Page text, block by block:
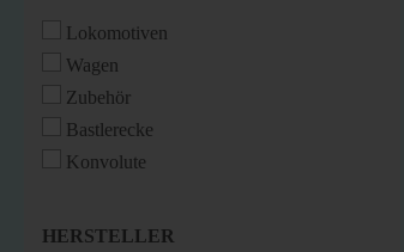
Lokomotiven
Wagen
Zubehör
Bastlerecke
Konvolute
HERSTELLER
HERSTELLER